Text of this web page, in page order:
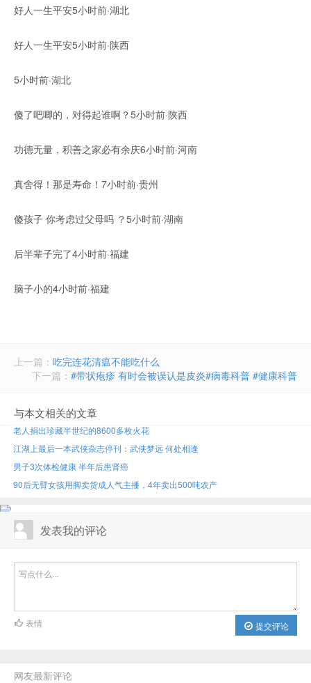
好人一生平安5小时前·湖北
好人一生平安5小时前·陕西
5小时前·湖北
傻了吧唧的，对得起谁啊？5小时前·陕西
功德无量，积善之家必有余庆6小时前·河南
真舍得！那是寿命！7小时前·贵州
傻孩子 你考虑过父母吗 ？5小时前·湖南
后半辈子完了4小时前·福建
脑子小的4小时前·福建
上一篇： 吃完连花清瘟不能吃什么
下一篇： #带状疱疹 有时会被误认是皮炎#病毒科普 #健康科普
与本文相关的文章
老人捐出珍藏半世纪的8600多枚火花
江湖上最后一本武侠杂志停刊：武侠梦远 何处相逢
男子3次体检健康 半年后患肾癌
90后无臂女孩用脚卖货成人气主播，4年卖出500吨农产
发表我的评论
提交评论
表情
网友最新评论